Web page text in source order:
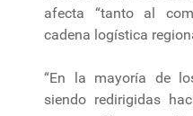
afecta “tanto al
cadena logística
“En la mayoría de
siendo redirigidas